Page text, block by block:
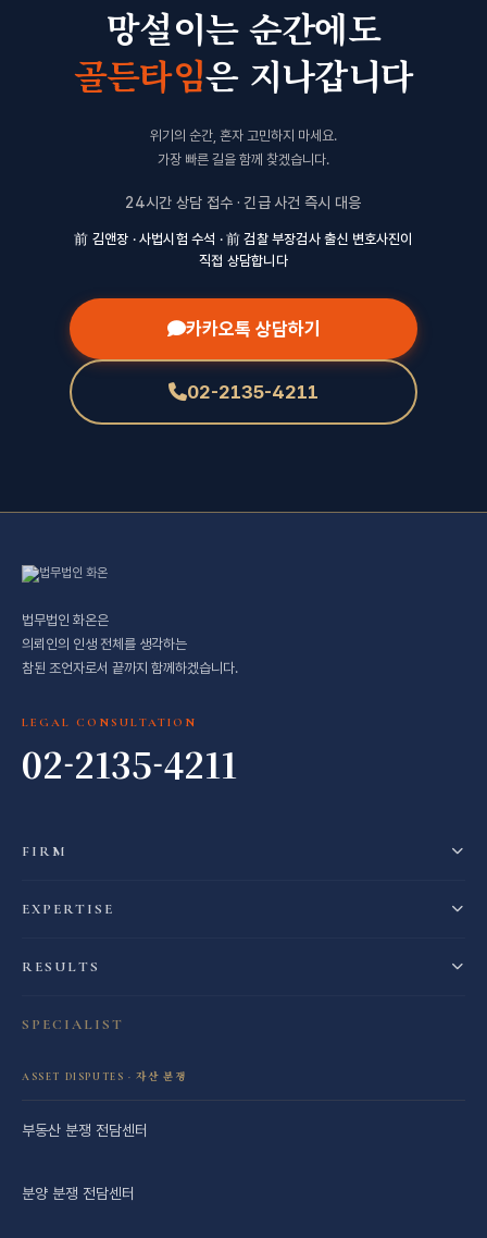
망설이는 순간에도
골든타임은 지나갑니다
위기의 순간, 혼자 고민하지 마세요.
가장 빠른 길을 함께 찾겠습니다.
24시간 상담 접수 · 긴급 사건 즉시 대응
前 김앤장 · 사법시험 수석 · 前 검찰 부장검사 출신 변호사진이
직접 상담합니다
카카오톡 상담하기
02-2135-4211
법무법인 화온은
의뢰인의 인생 전체를 생각하는
참된 조언자로서 끝까지 함께하겠습니다.
LEGAL CONSULTATION
02-2135-4211
FIRM
EXPERTISE
RESULTS
SPECIALIST
ASSET DISPUTES · 자산 분쟁
부동산 분쟁 전담센터
분양 분쟁 전담센터